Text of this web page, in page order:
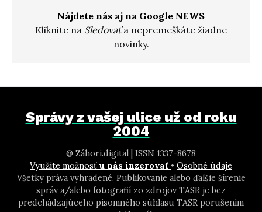
Nájdete nás aj na Google NEWS
Kliknite na Sledovaťa nepremeškáte žiadne
novinky.
Správy z vašej ulice už od roku
2004
@ Záhori.digital | ISSN 1337-8678
Využite možnosť u nás inzerovať • Osobné údaje
Všetky práva vyhradené. Publikovanie alebo ďalšie šírenie
správ a/alebo fotografií zo zdrojov TASR je bez
predchádzajúceho písomného súhlasu TASR porušením